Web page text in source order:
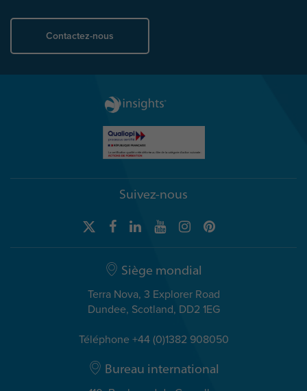
Contactez-nous
Suivez-nous
Siège mondial
Terra Nova, 3 Explorer Road
Dundee, Scotland, DD2 1EG
Téléphone +44 (0)1382 908050
Bureau international